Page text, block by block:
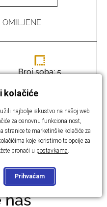
OMILJENE
Broj soba: 5
Kupaonice: 5
nas
kolačiće
najbolje iskustvo na našoj web
za osnovnu funkcionalnost,
stranice te marketinške kolačiće za
koje koristimo te opcije za
pronaći u postavkama.
Prihvaćam